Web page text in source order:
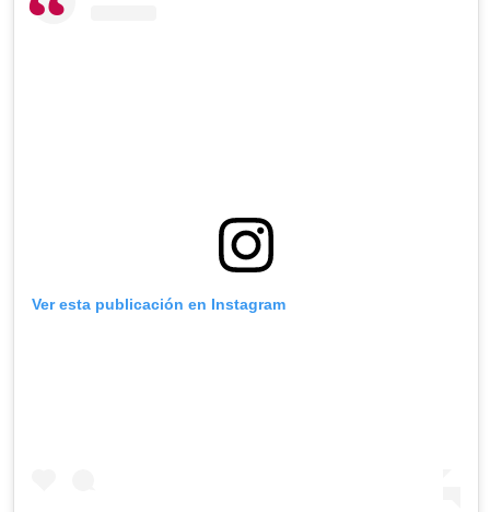
Ver esta publicación en Instagram